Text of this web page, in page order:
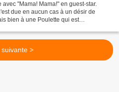
"Mama! Mama!" en guest-star.
due en aucun cas à un désir de
bien à une Poulette qui est
suivante >